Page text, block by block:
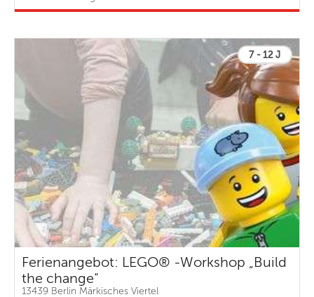
7 - 12 J
Ferienangebot: LEGO® -Workshop „Build
the change“
13439 Berlin Märkisches Viertel